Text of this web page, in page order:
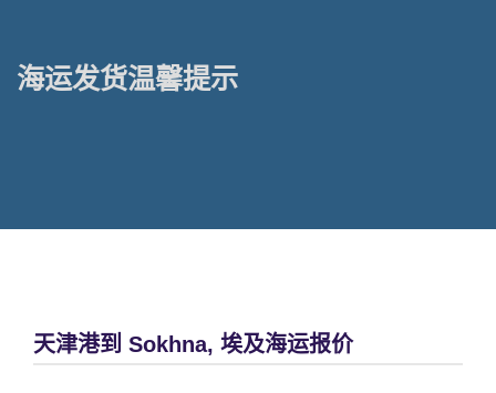
海运发货温馨提示
天津港到 Sokhna, 埃及海运报价